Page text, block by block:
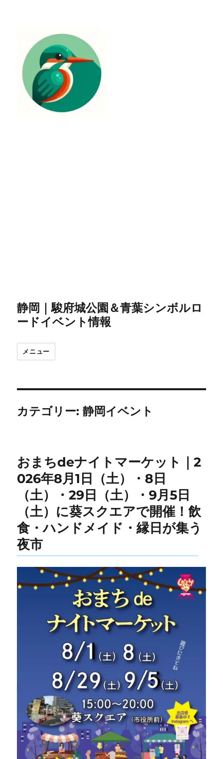
静岡｜駿府城公園＆青葉シンボルロ
ードイベント情報
メニュー
カテゴリー:静岡イベント
おまちdeナイトマーケット｜2
026年8月1日（土）・8日
（土）・29日（土）・9月5日
（土）に葵スクエアで開催！飲
食・ハンドメイド・縁日が集う
夜市